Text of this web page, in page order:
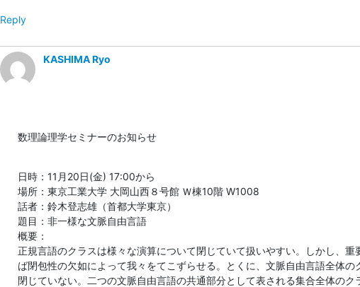
Reply
KASHIMA Ryo
数理論理学セミナーのお知らせ
日時：11月20日(金) 17:00から
場所：東京工業大学 大岡山西８号館 Ｗ棟10階 W1008
話者：鈴木登志雄（首都大学東京）
題目：非一様な文脈自由言語
概要：
正規言語のクラスは様々な演算について閉じていて扱いやすい。しかし、
ば閉包性の欠如によって我々をてこずらせる。とくに、文脈自由言語全体
閉じていない。二つの文脈自由言語の共通部分として表される集合全体の